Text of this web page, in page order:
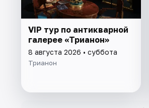
VIP тур по антикварной
галерее «Трианон»
8 августа 2026 • суббота
Трианон